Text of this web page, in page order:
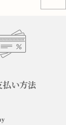
払い方法